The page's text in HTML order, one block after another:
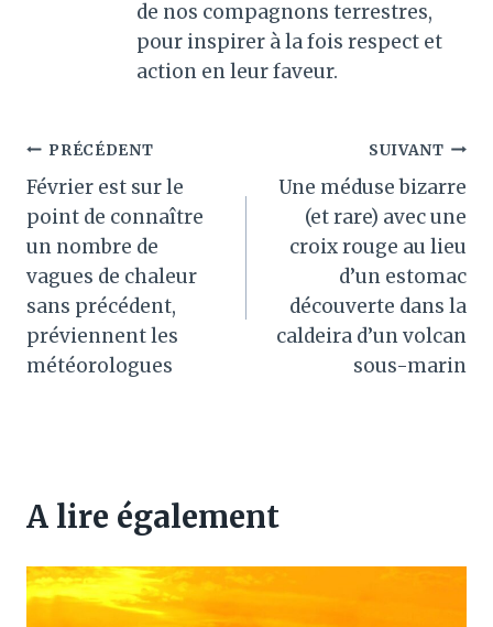
de nos compagnons terrestres,
pour inspirer à la fois respect et
action en leur faveur.
Navigation
de
l’article
PRÉCÉDENT
Février est sur le
point de connaître
un nombre de
vagues de chaleur
sans précédent,
préviennent les
météorologues
SUIVANT
Une méduse bizarre
(et rare) avec une
croix rouge au lieu
d’un estomac
découverte dans la
caldeira d’un volcan
sous-marin
A lire également